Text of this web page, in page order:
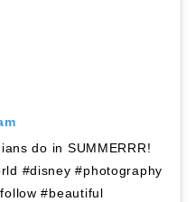
do in SUMMERRR!
#disney #photography
#beautiful